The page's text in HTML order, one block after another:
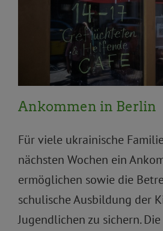
Integration/
Flucht Stachel
Ankommen in Berlin
Für viele ukrainische
nächsten Wochen ein
ermöglichen sowie die
schulische Ausbildung der
Jugendlichen zu sichern.